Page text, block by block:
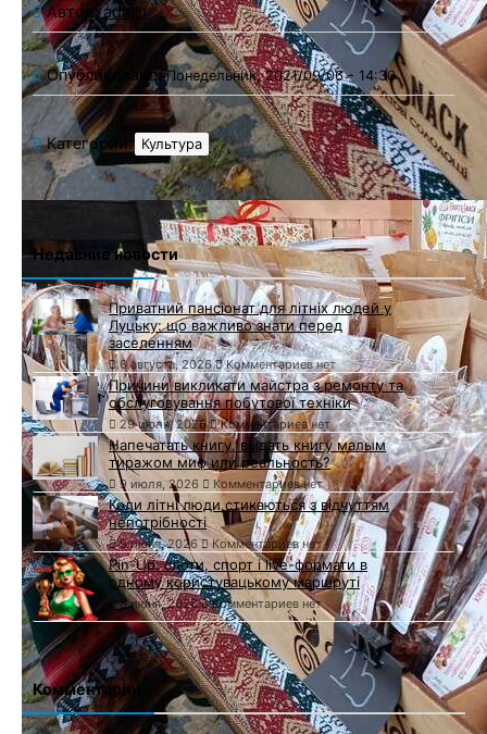
Автор:admin
Опубликовано:Понедельник, 2021/09/06 - 14:30
Категории: Культура
Недавние новости
Приватний пансіонат для літніх людей у
Луцьку: що важливо знати перед
заселенням
6 августа, 2026 Комментариев нет
Причини викликати майстра з ремонту та
обслуговування побутової техніки
29 июля, 2026 Комментариев нет
Напечатать книгу, выдать книгу малым
тиражом миф или реальность?
9 июля, 2026 Комментариев нет
Коли літні люди стикаються з відчуттям
непотрібності
9 июня, 2026 Комментариев нет
Pin-Up: слоти, спорт і live-формати в
одному користувацькому маршруті
8 июня, 2026 Комментариев нет
Комментарии